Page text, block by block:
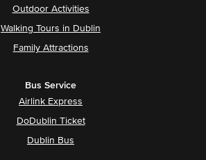
Outdoor Activities
Walking Tours in Dublin
Family Attractions
Bus Service
Airlink Express
DoDublin Ticket
Dublin Bus